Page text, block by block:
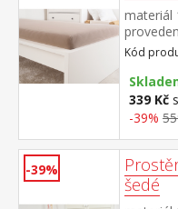
materiál
do
Kód
339 Kč
-39%
-39%
šedé